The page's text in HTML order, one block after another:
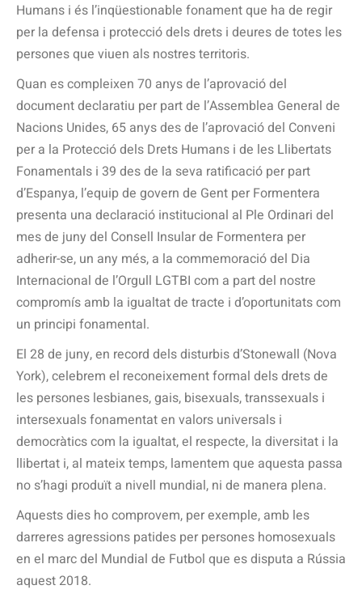
Humans i és l’inqüestionable fonament que ha de regir
per la defensa i protecció dels drets i deures de totes les
persones que viuen als nostres territoris.
Quan es compleixen 70 anys de l’aprovació del
document declaratiu per part de l’Assemblea General de
Nacions Unides, 65 anys des de l’aprovació del Conveni
per a la Protecció dels Drets Humans i de les Llibertats
Fonamentals i 39 des de la seva ratificació per part
d’Espanya, l’equip de govern de Gent per Formentera
presenta una declaració institucional al Ple Ordinari del
mes de juny del Consell Insular de Formentera per
adherir-se, un any més, a la commemoració del Dia
Internacional de l’Orgull LGTBI com a part del nostre
compromís amb la igualtat de tracte i d’oportunitats com
un principi fonamental.
El 28 de juny, en record dels disturbis d’Stonewall (Nova
York), celebrem el reconeixement formal dels drets de
les persones lesbianes, gais, bisexuals, transsexuals i
intersexuals fonamentat en valors universals i
democràtics com la igualtat, el respecte, la diversitat i la
llibertat i, al mateix temps, lamentem que aquesta passa
no s’hagi produït a nivell mundial, ni de manera plena.
Aquests dies ho comprovem, per exemple, amb les
darreres agressions patides per persones homosexuals
en el marc del Mundial de Futbol que es disputa a Rússia
aquest 2018.